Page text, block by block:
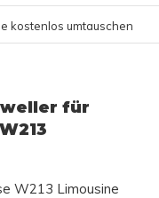
9.4/10
für
W213 Limousine